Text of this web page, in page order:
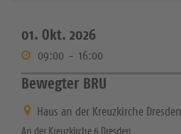
01. Okt. 2026
09:00 - 16:00
Bewegter BRU
Haus an der Kreuzkirche Dresden
An der Kreuzkirche 6 Dresden